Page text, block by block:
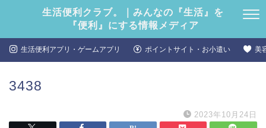
生活便利クラブ。｜みんなの『生活』を
『便利』にする情報メディア
生活便利アプリ・ゲームアプリ ポイントサイト・お小遣い 美
3438
2023年10月24日